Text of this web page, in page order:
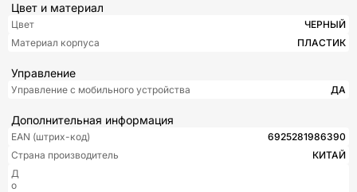
Цвет и материал
Цвет
ЧЕРНЫЙ
Материал корпуса
ПЛАСТИК
Управление
Управление c мобильного устройства ДА
Дополнительная информация
EAN (штрих-код)
6925281986390
Страна производитель
КИТАЙ
Д
о